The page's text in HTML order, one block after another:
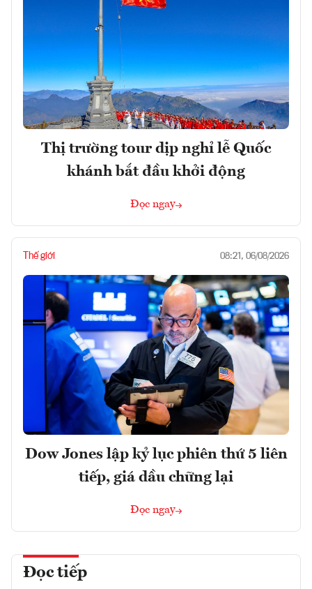
Thị trường tour dịp nghỉ lễ Quốc
khánh bắt đầu khởi động
Đọc ngay
Thế giới 08:21, 06/08/2026
Dow Jones lập kỷ lục phiên thứ 5 liên
tiếp, giá dầu chững lại
Đọc ngay
Đọc tiếp